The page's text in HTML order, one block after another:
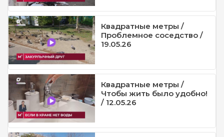
Квадратные метры /
Проблемное соседство /
19.05.26
Квадратные метры /
Чтобы жить было удобно!
/ 12.05.26